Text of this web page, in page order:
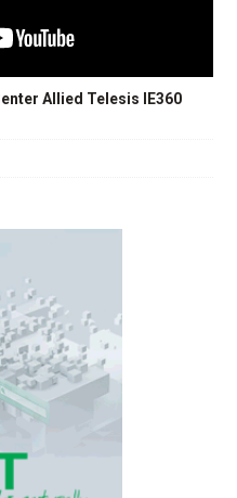
Allied Telesis IE360